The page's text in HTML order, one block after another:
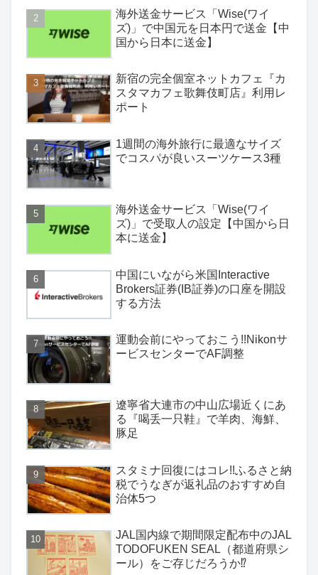
海外送金サービス「Wise(ワイ
ズ)」で中国元を日本円で送金【中
国から日本に送金】
新宿の完全個室ネットカフェ『カ
スタマカフェ歌舞伎町店』利用レ
ポート
1週間の海外旅行に最適なサイズ
でコスパが良いスーツケース3種
海外送金サービス「Wise(ワイ
ズ)」で受取人の設定【中国から日
本に送金】
中国にいながら米国Interactive
Brokers証券(IB証券)の口座を開設
する方法
運動会前にやっておこう!!Nikonサ
ービスセンターでAF調整
遼寧省大連市の中山広場近くにあ
る『喝丢一只鞋』で羊肉、海鮮、
豚足
スタミナ回復にはコレ!!ふるさと納
税でうなぎが返礼品のおすすめ自
治体5つ
JAL国内線で期間限定配布中のJAL
TODOFUKEN SEAL（都道府県シ
ール）をご存じだろうか⁉